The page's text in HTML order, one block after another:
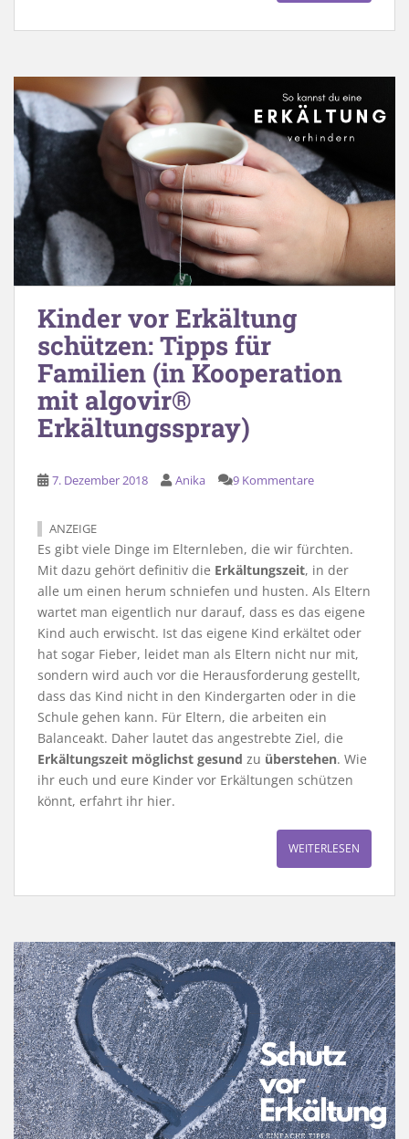
Kinder vor Erkältung
schützen: Tipps für
Familien (in Kooperation
mit algovir®
Erkältungsspray)
7. Dezember 2018 Anika 9 Kommentare
ANZEIGE
Es gibt viele Dinge im Elternleben, die wir fürchten.
Mit dazu gehört definitiv die Erkältungszeit, in der
alle um einen herum schniefen und husten. Als Eltern
wartet man eigentlich nur darauf, dass es das eigene
Kind auch erwischt. Ist das eigene Kind erkältet oder
hat sogar Fieber, leidet man als Eltern nicht nur mit,
sondern wird auch vor die Herausforderung gestellt,
dass das Kind nicht in den Kindergarten oder in die
Schule gehen kann. Für Eltern, die arbeiten ein
Balanceakt. Daher lautet das angestrebte Ziel, die
Erkältungszeit möglichst gesund zu überstehen. Wie
ihr euch und eure Kinder vor Erkältungen schützen
könnt, erfahrt ihr hier.
WEITERLESEN